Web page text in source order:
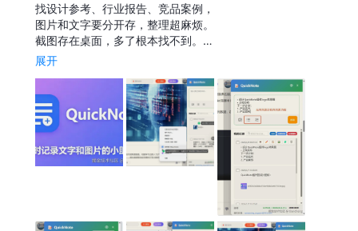
找设计参考、行业报告、竞品案例，
图片和文字要分开存，整理超麻烦。
截图存在桌面，多了根本找不到。…
展开